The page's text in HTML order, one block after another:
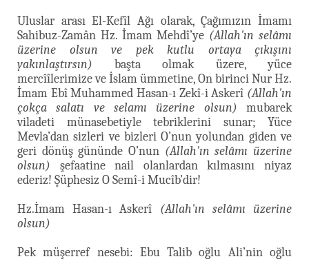
Uluslar arası El-Kefîl Ağı olarak, Çağımızın İmamı
Sahibuz-Zamân Hz. İmam Mehdî’ye (Allah'ın selâmı
üzerine olsun ve pek kutlu ortaya çıkışını
yakınlaştırsın) başta olmak üzere, yüce
mercîîlerimize ve İslam ümmetine, On birinci Nur Hz.
İmam Ebî Muhammed Hasan-ı Zekî-i Askerî (Allah'ın
çokça salatı ve selamı üzerine olsun) mubarek
viladeti münasebetiyle tebriklerini sunar; Yüce
Mevla’dan sizleri ve bizleri O’nun yolundan giden ve
geri dönüş gününde O’nun (Allah'ın selâmı üzerine
olsun) şefaatine nail olanlardan kılmasını niyaz
ederiz! Şüphesiz O Semî-i Mucîb’dir!
Hz.İmam Hasan-ı Askerî (Allah'ın selâmı üzerine
olsun)
Pek müşerref nesebi: Ebu Talib oğlu Ali’nin oğlu